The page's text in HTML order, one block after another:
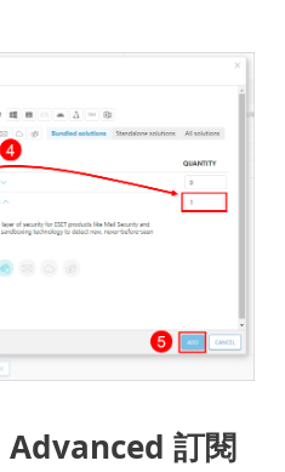
Advanced 訂閱